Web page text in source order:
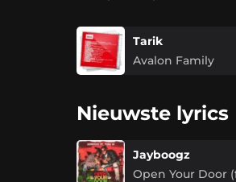
Tarik
Avalon Family
Nieuwste lyrics
Jayboogz
Open Your Door